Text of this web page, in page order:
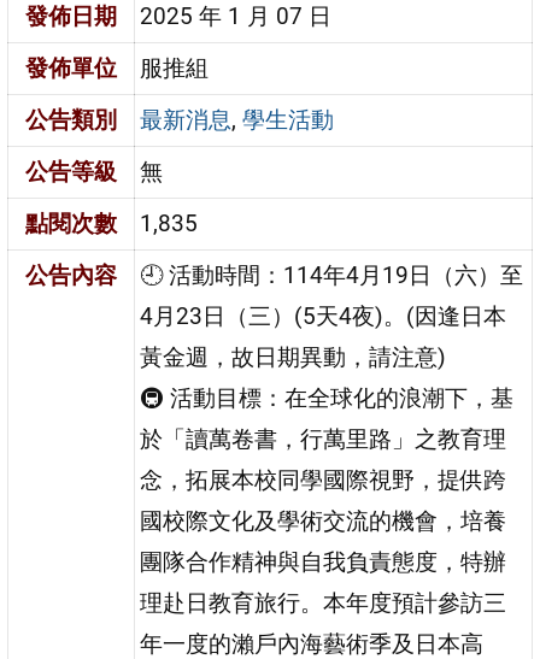
發佈日期
2025 年 1 月 07 日
發佈單位
服推組
公告類別
最新消息,學生活動
公告等級
無
點閱次數
1,835
公告內容
🕘 活動時間：114年4月19日（六）至
4月23日（三）(5天4夜)。(因逢日本
黃金週，故日期異動，請注意)
🚇 活動目標：在全球化的浪潮下，基
於「讀萬卷書，行萬里路」之教育理
念，拓展本校同學國際視野，提供跨
國校際文化及學術交流的機會，培養
團隊合作精神與自我負責態度，特辦
理赴日教育旅行。本年度預計參訪三
年一度的瀨戶內海藝術季及日本高